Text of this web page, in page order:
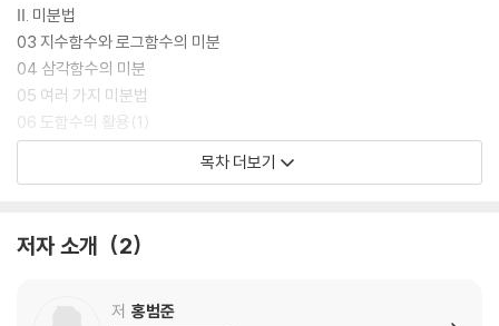
Ⅱ. 미분법
03 지수함수와 로그함수의 미분
04 삼각함수의 미분
05 여러 가지 미분법
06 도함수의 활용(1)
07 도함수의 활용(2)
09 치환적분법과 부분적분법
목차 더보기
저자 소개 2
저 홍범준